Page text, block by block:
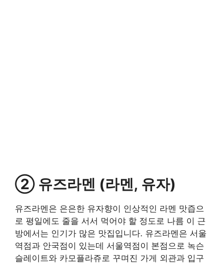
② 유즈라멘 (라멘, 유자)
유즈라멘은 은은한 유자향이 인상적인 라멘 맛즙으
로 평일에도 줄을 서서 먹어야 할 정도로 나름 이 근
방에서는 인기가 많은 맛집입니다. 유즈라멘은 서울
역점과 안국점이 있는데 서울역점이 본점으로 녹슨
슬레이트와 카모플라쥬로 꾸며진 가게 외관과 입구